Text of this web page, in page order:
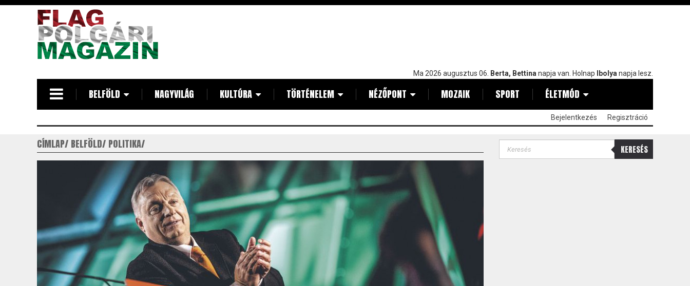
Ma 2026 augusztus 06. Berta, Bettina napja van. Holnap Ibolya napja lesz.
BELFÖLD NAGYVILÁG KULTÚRA TÖRTÉNELEM NÉZŐPONT MOZAIK SPORT ÉLETMÓD
Bejelentkezés Regisztráció
CÍMLAP BELFÖLD POLITIKA KERESÉS